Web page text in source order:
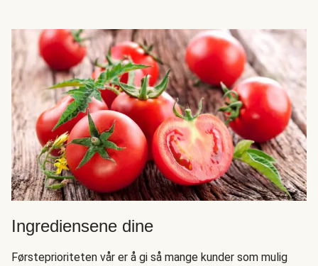
Ingrediensene dine
Førsteprioriteten vår er å gi så mange kunder som mulig